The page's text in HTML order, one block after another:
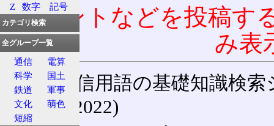
コメントなどを投稿す
み表
通信用語の基礎知識検索
(27-May-2022)
Z
数字 記号
カテゴリ検索
全グループ一覧
通信
電算
科学
国土
鉄道
軍事
文化
萌色
短縮